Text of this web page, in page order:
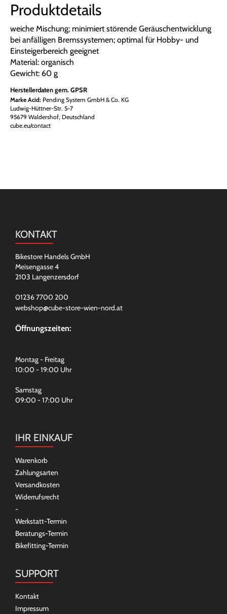
Produktdetails
weiche Mischung; minimiert störende Geräuschentwicklung
bei anfälligen Bremssystemen; optimal für Hobby- und
Einsteigerbereich geeignet
Material: organisch
Gewicht: 60 g
Herstellerdaten gem. GPSR
Marke Acid: Pending System GmbH & Co. KG
Ludwig-Hüttner-Str. 5-7
95679 Waldershof, Deutschland
cube.eu/contact
KONTAKT
Bikestore Handels GmbH
Meisengasse 4
2103 Langenzersdorf
01236 7700 200
webshop@cube-store-wien-nord.at
Öffnungszeiten:
Montag - Freitag
10:00 - 19:00 Uhr
Samstag
09:00 - 17:00 Uhr
IHR EINKAUF
Warenkorb
Zahlungsarten
Versandkosten
Widerrufsrecht
-
Werkstatt-Termin
Beratungs-Termin
Bikefitting-Termin
SUPPORT
Kontakt
Impressum